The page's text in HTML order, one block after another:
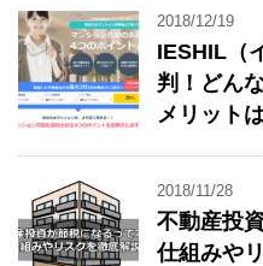
2018/12/19
IESHIL（
判！どん
メリット
2018/11/28
不動産投
仕組みや